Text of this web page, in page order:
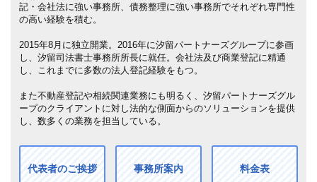
記・会社法に強い事務所、債務整理に強い事務所でそれぞれ専門性
の高い経験を積む。
2015年8月に独立開業。2016年に汐留パートナーズグループに参画
し、汐留司法書士事務所所長に就任。会社法及び商業登記に精通
し、これまでに多数の法人登記経験をもつ。
また不動産登記や相続関連業務にも明るく、汐留パートナーズグル
ープのクライアントに対し法的な側面からのソリューションを提供
し、数多くの業務を担当している。
代表者のご挨拶 事務所案内 料金表